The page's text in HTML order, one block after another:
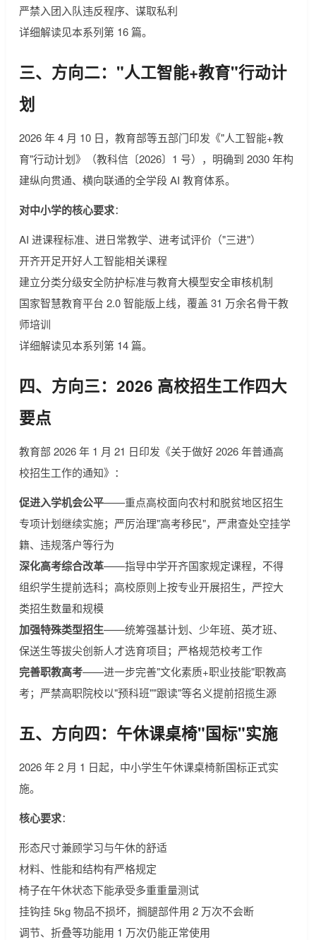
严禁入团入队违反程序、谋取私利
详细解读见本系列第 16 篇。
三、方向二："人工智能+教育"行动计
划
2026 年 4 月 10 日，教育部等五部门印发《"人工智能+教
育"行动计划》（教科信〔2026〕1 号），明确到 2030 年构
建纵向贯通、横向联通的全学段 AI 教育体系。
对中小学的核心要求：
AI 进课程标准、进日常教学、进考试评价（"三进"）
开齐开足开好人工智能相关课程
建立分类分级安全防护标准与教育大模型安全审核机制
国家智慧教育平台 2.0 智能版上线，覆盖 31 万余名骨干教
师培训
详细解读见本系列第 14 篇。
四、方向三：2026 高校招生工作四大
要点
教育部 2026 年 1 月 21 日印发《关于做好 2026 年普通高
校招生工作的通知》：
促进入学机会公平——重点高校面向农村和脱贫地区招生
专项计划继续实施；严厉治理"高考移民"，严肃查处空挂学
籍、违规落户等行为
深化高考综合改革——指导中学开齐国家规定课程，不得
组织学生提前选科；高校原则上按专业开展招生，严控大
类招生数量和规模
加强特殊类型招生——统筹强基计划、少年班、英才班、
保送生等拔尖创新人才选育项目；严格规范校考工作
完善职教高考——进一步完善"文化素质+职业技能"职教高
考；严禁高职院校以"预科班""跟读"等名义提前招揽生源
五、方向四：午休课桌椅"国标"实施
2026 年 2 月 1 日起，中小学生午休课桌椅新国标正式实
施。
核心要求：
形态尺寸兼顾学习与午休的舒适
材料、性能和结构有严格规定
椅子在午休状态下能承受多重重量测试
挂钩挂 5kg 物品不损坏，搁腿部件用 2 万次不会断
调节、折叠等功能用 1 万次仍能正常使用